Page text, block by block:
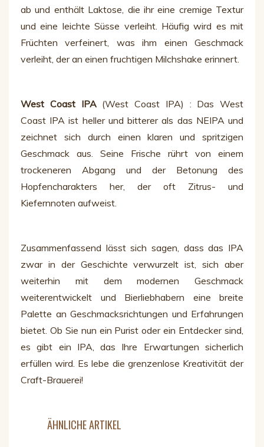
ab und enthält Laktose, die ihr eine cremige Textur
und eine leichte Süsse verleiht. Häufig wird es mit
Früchten verfeinert, was ihm einen Geschmack
verleiht, der an einen fruchtigen Milchshake erinnert.
West Coast IPA(West Coast IPA) : Das West
Coast IPA ist heller und bitterer als das NEIPA und
zeichnet sich durch einen klaren und spritzigen
Geschmack aus. Seine Frische rührt von einem
trockeneren Abgang und der Betonung des
Hopfencharakters her, der oft Zitrus- und
Kiefernnoten aufweist.
Zusammenfassend lässt sich sagen, dass das IPA
zwar in der Geschichte verwurzelt ist, sich aber
weiterhin mit dem modernen Geschmack
weiterentwickelt und Bierliebhabern eine breite
Palette an Geschmacksrichtungen und Erfahrungen
bietet. Ob Sie nun ein Purist oder ein Entdecker sind,
es gibt ein IPA, das Ihre Erwartungen sicherlich
erfüllen wird. Es lebe die grenzenlose Kreativität der
Craft-Brauerei!
ÄHNLICHE ARTIKEL